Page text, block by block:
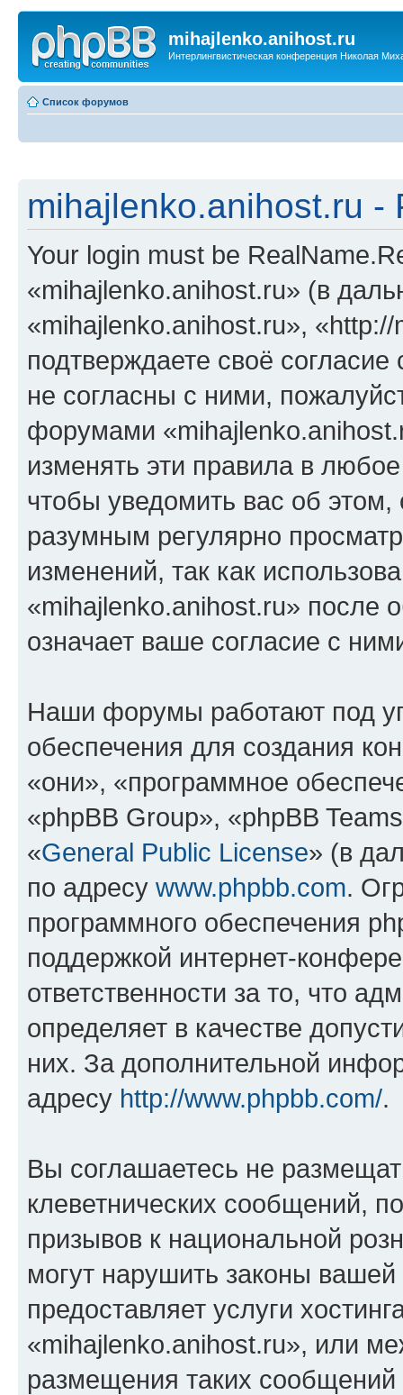
mihajlenko.anihost.ru
Интерлингвистическая конференция Николая
Список форумов
mihajlenko.anihost.ru -
Your login must be
«mihajlenko.anihost.ru» (в
«mihajlenko.anihost.ru»,
подтверждаете своё
не согласны с ними,
форумами
изменять эти правила в
чтобы уведомить вас об
разумным регулярно
изменений, так как
«mihajlenko.anihost.ru» после
означает ваше согласие с
Наши форумы работают под
обеспечения для создания
«они», «программное
«phpBB Group», «phpBB
«General Public License» (в
по адресу www.phpbb.com.
программного обеспечения
поддержкой интернет-
ответственности за то, что
определяет в качестве
них. За дополнительной
адресу http://www.phpbb.com/.
Вы соглашаетесь не
клеветнических сообщений,
призывов к национальной
могут нарушить законы
предоставляет услуги
«mihajlenko.anihost.ru», или
размещения таких